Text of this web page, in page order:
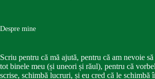
Despre mine
Scriu pentru că mă ajută, pentru că am nevoie
tot binele meu (și uneori și răul), pentru că
scrise, schimbă lucruri, și eu cred că le schimbă